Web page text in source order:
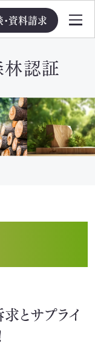
資料請求
認証
とサプライ